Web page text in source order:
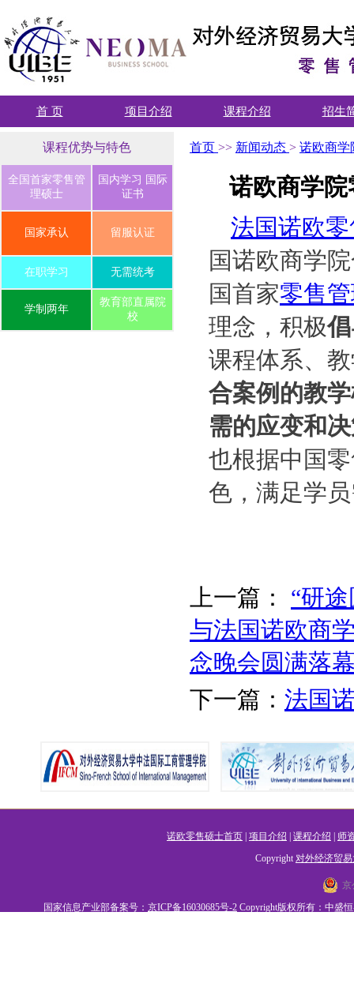
首 页 项目介绍 课程介绍 招生
课程优势与特色
全国首家零售管
理硕士
国内学习 国际
证书
国家承认 留服认证
在职学习 无需统考
学制两年
教育部直属院
校
首页 >> 新闻动态 > 诺欧商学
诺欧商学
法国诺欧
国诺欧商学
国首家零售
理念，积极
课程体系、
合案例的教
需的应变和
也根据中国
色，满足学
上一篇： “研
与法国诺欧商
念晚会圆满落
下一篇： 法国
诺欧零售硕士首页 项目介绍 课程介绍
师
Copyright 对外经济贸
京
国家信息产业部备案号： 京ICP备16030685号-2 Copyright版权所有：中盛